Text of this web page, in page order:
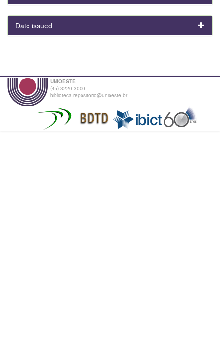
Date issued
UNIOESTE
(45) 3220-3000
biblioteca.repositorio@unioeste.br